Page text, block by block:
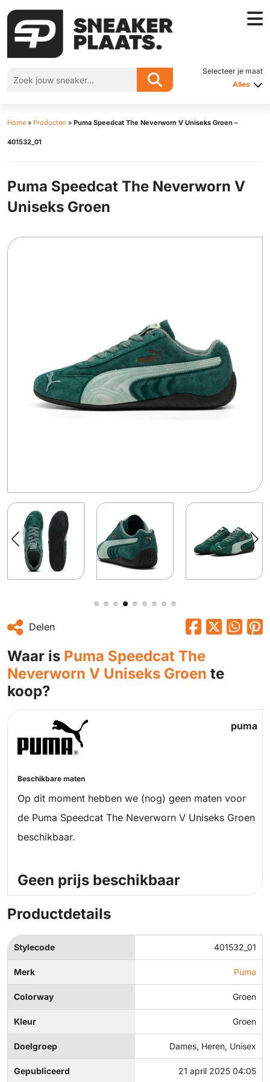
Selecteer je maat
Alles
Home » Producten » Puma Speedcat The Neverworn V Uniseks Groen –
401532_01
Puma Speedcat The Neverworn V
Uniseks Groen
Delen
Waar is Puma Speedcat The
Neverworn V Uniseks Groen te
koop?
puma
Beschikbare maten
Op dit moment hebben we (nog) geen maten voor
de Puma Speedcat The Neverworn V Uniseks Groen
beschikbaar.
Geen prijs beschikbaar
Productdetails
Stylecode 401532_01
Merk Puma
Colorway Groen
Kleur Groen
Doelgroep Dames, Heren, Unisex
Gepubliceerd 21 april 2025 04:05